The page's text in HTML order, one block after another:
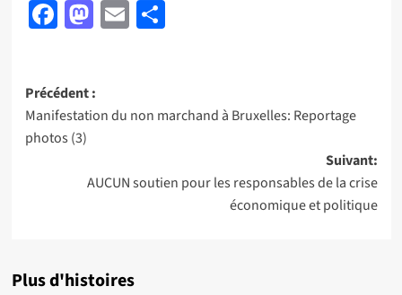
Facebook
Mastodon
EmailPartager
Navigation
d’article
Précédent :
Manifestation du non marchand à Bruxelles: Reportage
photos (3)
Suivant:
AUCUN soutien pour les responsables de la crise
économique et politique
Plus d'histoires